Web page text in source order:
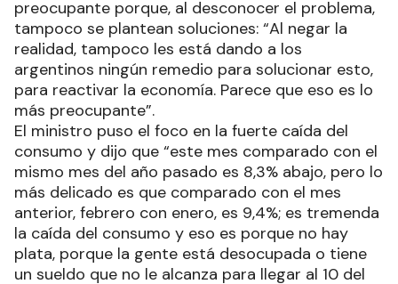
preocupante porque, al desconocer el problema,
tampoco se plantean soluciones: “Al negar la
realidad, tampoco les está dando a los
argentinos ningún remedio para solucionar esto,
para reactivar la economía. Parece que eso es lo
más preocupante”.
El ministro puso el foco en la fuerte caída del
consumo y dijo que “este mes comparado con el
mismo mes del año pasado es 8,3% abajo, pero lo
más delicado es que comparado con el mes
anterior, febrero con enero, es 9,4%; es tremenda
la caída del consumo y eso es porque no hay
plata, porque la gente está desocupada o tiene
un sueldo que no le alcanza para llegar al 10 del